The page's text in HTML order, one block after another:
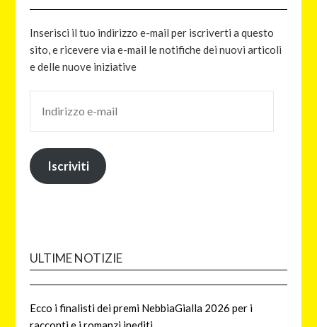
Inserisci il tuo indirizzo e-mail per iscriverti a questo
sito, e ricevere via e-mail le notifiche dei nuovi articoli
e delle nuove iniziative
Iscriviti
ULTIME NOTIZIE
Ecco i finalisti dei premi NebbiaGialla 2026 per i